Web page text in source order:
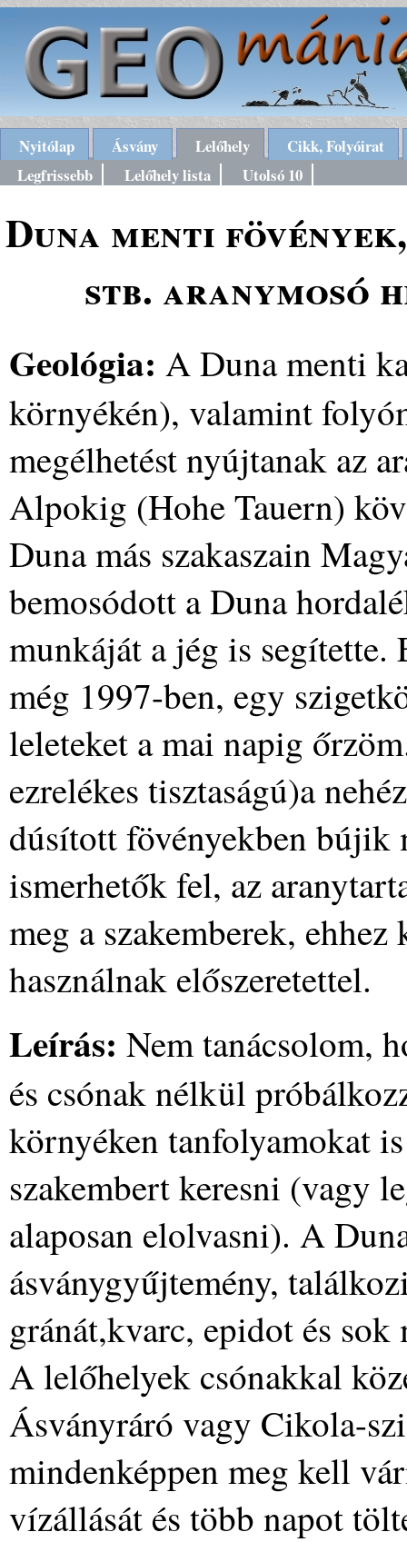
Nyitólap Ásvány Lelőhely
Cikk, Folyóirat
Legfrissebb
Lelőhely lista Utolsó 10
Duna menti
stb. aranymosó
Geológia: A Duna menti
környékén), valamint
megélhetést nyújtanak az
Alpokig (Hohe Tauern)
Duna más szakaszain
bemosódott a Duna
munkáját a jég is segítette.
még 1997-ben, egy
leleteket a mai napig
ezrelékes tisztaságú)a
dúsított fövényekben bújik
ismerhetők fel, az
meg a szakemberek,
használnak előszeretettel.
Leírás: Nem tanácsolom,
és csónak nélkül
környéken tanfolyamokat
szakembert keresni (vagy
alaposan elolvasni). A
ásványgyűjtemény,
gránát,kvarc, epidot és sok
A lelőhelyek csónakkal
Ásványráró vagy Cikola-
mindenképpen meg kell
vízállását és több napot